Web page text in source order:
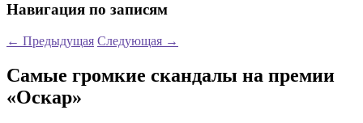
Навигация по записям
← Предыдущая Следующая →
Самые громкие скандалы на премии
«Оскар»